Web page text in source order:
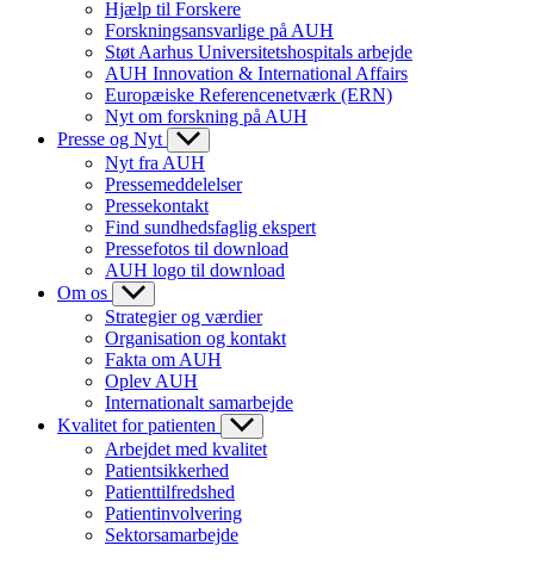
Hjælp til Forskere
Forskningsansvarlige på AUH
Støt Aarhus Universitetshospitals arbejde
AUH Innovation & International Affairs
Europæiske Referencenetværk (ERN)
Nyt om forskning på AUH
Presse og Nyt
Nyt fra AUH
Pressemeddelelser
Pressekontakt
Find sundhedsfaglig ekspert
Pressefotos til download
AUH logo til download
Om os
Strategier og værdier
Organisation og kontakt
Fakta om AUH
Oplev AUH
Internationalt samarbejde
Kvalitet for patienten
Arbejdet med kvalitet
Patientsikkerhed
Patienttilfredshed
Patientinvolvering
Sektorsamarbejde